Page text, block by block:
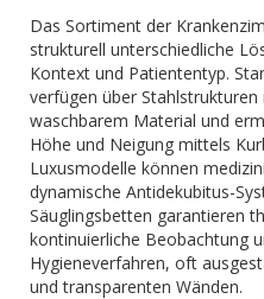
Das Sortiment der
strukturell unterschiedliche
Kontext und Patiententyp.
verfügen über
waschbarem Material und
Höhe und Neigung mittels
Luxusmodelle können
dynamische Antidekubitus-
Säuglingsbetten garantieren
kontinuierliche Beobachtung
Hygieneverfahren, oft
und transparenten Wänden.